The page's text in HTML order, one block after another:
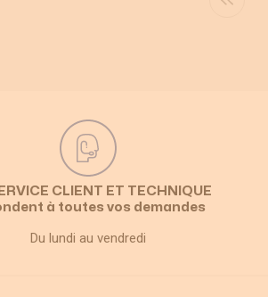
CLIENT ET TECHNIQUE
à toutes vos demandes
Du lundi au vendredi